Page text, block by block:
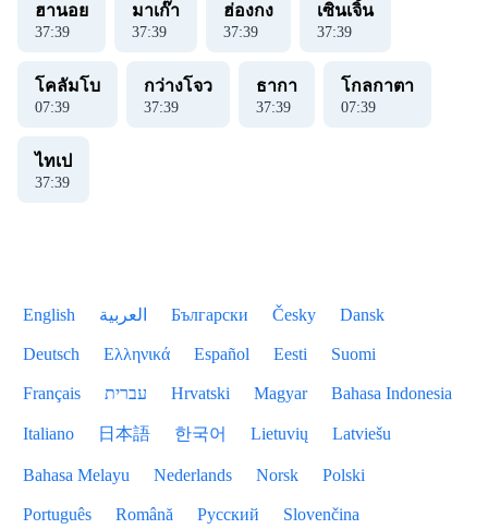
ฮานอย
37:40
มาเก๊า
37:40
ฮ่องกง
37:40
เซินเจิ้น
37:40
โคลัมโบ
07:40
กว่างโจว
37:40
ธากา
37:40
โกลกาตา
07:40
ไทเป
37:40
English العربية Български Česky Dansk
Deutsch Ελληνικά Español Eesti Suomi
Français עברית Hrvatski Magyar Bahasa Indonesia
Italiano 日本語 한국어 Lietuvių Latviešu
Bahasa Melayu Nederlands Norsk Polski
Português Română Русский Slovenčina